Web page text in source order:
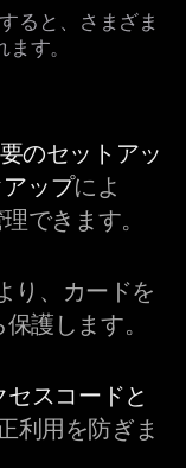
ると、さまざま
す。
のセットアッ
ップによ
できます。
り、カードを
護します。
セスコードと
利用を防ぎま